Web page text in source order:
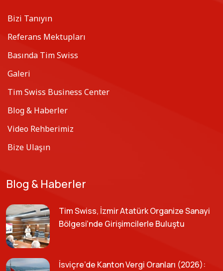
Bizi Tanıyın
Referans Mektupları
Basında Tim Swiss
Galeri
Tim Swiss Business Center
Blog & Haberler
Video Rehberimiz
Bize Ulaşın
Blog & Haberler
Tim Swiss, İzmir Atatürk Organize Sanayi
Bölgesi’nde Girişimcilerle Buluştu
İsviçre’de Kanton Vergi Oranları (2026):